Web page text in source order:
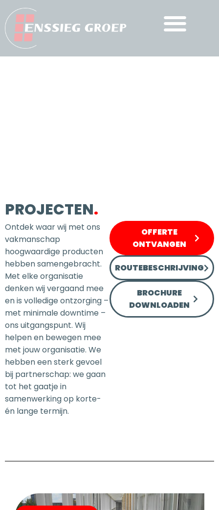
PROJECTEN.
Ontdek waar wij met ons
vakmanschap
hoogwaardige producten
hebben samengebracht.
Met elke organisatie
denken wij vergaand mee
en is volledige ontzorging –
met minimale downtime –
ons uitgangspunt. Wij
helpen en bewegen mee
met jouw organisatie. We
hebben een sterk gevoel
bij partnerschap: we gaan
tot het gaatje in
samenwerking op korte-
én lange termijn.
OFFERTE
ONTVANGEN
ROUTEBESCHRIJVING
BROCHURE
DOWNLOADEN